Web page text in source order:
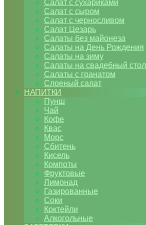
Салат с сухариками
Салат с сыром
Салат с черносливом
Салат Цезарь
Салаты без майонеза
Салаты на День Рождения
Салаты на зиму
Салаты на свадебный стол
Салаты с гранатом
Слоеный салат
НАПИТКИ
Пунш
Чай
Кофе
Квас
Морс
Сбитень
Кисель
Компоты
Фруктовые
Лимонад
Газированные
Соки
Коктейли
Алкогольные